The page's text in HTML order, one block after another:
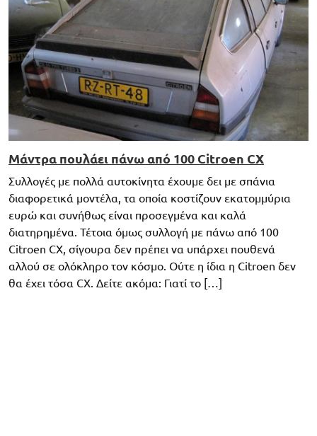
Μάντρα πουλάει πάνω από 100 Citroen CX
Συλλογές με πολλά αυτοκίνητα έχουμε δει με σπάνια
διαφορετικά μοντέλα, τα οποία κοστίζουν εκατομμύρια
ευρώ και συνήθως είναι προσεγμένα και καλά
διατηρημένα. Τέτοια όμως συλλογή με πάνω από 100
Citroen CX, σίγουρα δεν πρέπει να υπάρχει πουθενά
αλλού σε ολόκληρο τον κόσμο. Ούτε η ίδια η Citroen δεν
θα έχει τόσα CX. Δείτε ακόμα: Γιατί το […]